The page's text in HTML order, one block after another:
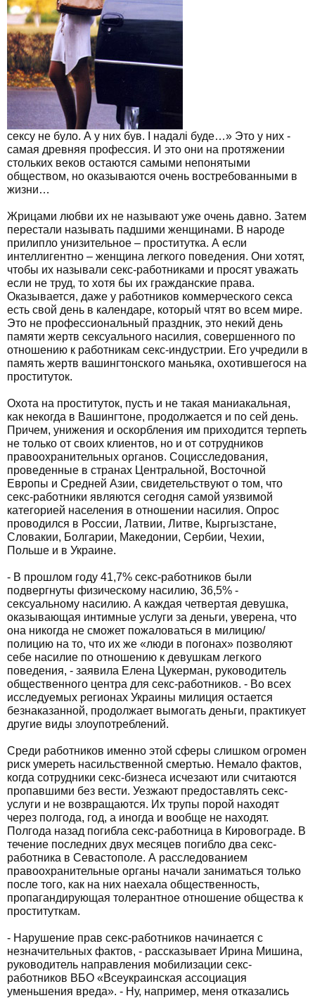
сексу не було. А у них був. І надалі буде…» Это у них -
самая древняя профессия. И это они на протяжении
стольких веков остаются самыми непонятыми
обществом, но оказываются очень востребованными в
жизни…
Жрицами любви их не называют уже очень давно. Затем
перестали называть падшими женщинами. В народе
прилипло унизительное – проститутка. А если
интеллигентно – женщина легкого поведения. Они хотят,
чтобы их называли секс-работниками и просят уважать
если не труд, то хотя бы их гражданские права.
Оказывается, даже у работников коммерческого секса
есть свой день в календаре, который чтят во всем мире.
Это не профессиональный праздник, это некий день
памяти жертв сексуального насилия, совершенного по
отношению к работникам секс-индустрии. Его учредили в
память жертв вашингтонского маньяка, охотившегося на
проституток.
Охота на проституток, пусть и не такая маниакальная,
как некогда в Вашингтоне, продолжается и по сей день.
Причем, унижения и оскорбления им приходится терпеть
не только от своих клиентов, но и от сотрудников
правоохранительных органов. Социсследования,
проведенные в странах Центральной, Восточной
Европы и Средней Азии, свидетельствуют о том, что
секс-работники являются сегодня самой уязвимой
категорией населения в отношении насилия. Опрос
проводился в России, Латвии, Литве, Кыргызстане,
Словакии, Болгарии, Македонии, Сербии, Чехии,
Польше и в Украине.
- В прошлом году 41,7% секс-работников были
подвергнуты физическому насилию, 36,5% -
сексуальному насилию. А каждая четвертая девушка,
оказывающая интимные услуги за деньги, уверена, что
она никогда не сможет пожаловаться в милицию/
полицию на то, что их же «люди в погонах» позволяют
себе насилие по отношению к девушкам легкого
поведения, - заявила Елена Цукерман, руководитель
общественного центра для секс-работников. - Во всех
исследуемых регионах Украины милиция остается
безнаказанной, продолжает вымогать деньги, практикует
другие виды злоупотреблений.
Среди работников именно этой сферы слишком огромен
риск умереть насильственной смертью. Немало фактов,
когда сотрудники секс-бизнеса исчезают или считаются
пропавшими без вести. Уезжают предоставлять секс-
услуги и не возвращаются. Их трупы порой находят
через полгода, год, а иногда и вообще не находят.
Полгода назад погибла секс-работница в Кировограде. В
течение последних двух месяцев погибло два секс-
работника в Севастополе. А расследованием
правоохранительные органы начали заниматься только
после того, как на них наехала общественность,
пропагандирующая толерантное отношение общества к
проституткам.
- Нарушение прав секс-работников начинается с
незначительных фактов, - рассказывает Ирина Мишина,
руководитель направления мобилизации секс-
работников ВБО «Всеукраинская ассоциация
уменьшения вреда». - Ну, например, меня отказались